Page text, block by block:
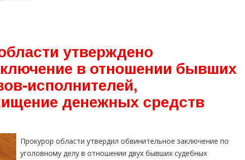
утверждено
в отношении бывших
исполнителей,
денежных средств
Прокурор области утвердил обвинительное заключение по
уголовному делу в отношении двух бывших судебных